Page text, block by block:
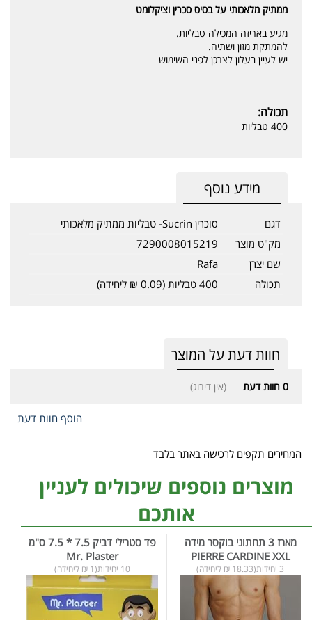
ממתיק מלאכותי על בסיס סכרין וציקלומט
מגיע באריזה המכילה טבליות.
להמתקת מזון ושתיה.
יש לעיין בעלון לצרכן לפני השימוש
תכולה:
400 טבליות
מידע נוסף
דגם
סוכרין Sucrin- טבליות ממתיק מלאכותי
מק"ט מוצר
7290008015219
שם יצרן
Rafa
תכולה
400 טבליות (0.09 ₪ ליחידה)
חוות דעת על המוצר
0 חוות דעת (אין דירוג)
הוסף חוות דעת
המחירים תקפים לרכישה באתר בלבד
מוצרים נוספים שיכולים לעניין
אותכם
מארז 3 תחתוני בוקסר מידה
PIERRE CARDINE XXL
3 יחידות(18.33 ₪ ליחידה)
פד סטרילי דביק 7.5 * 7.5 ס"מ
Mr. Plaster
10 יחידות(1 ₪ ליחידה)